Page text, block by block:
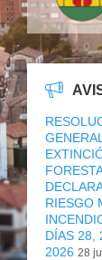
RIESGO
DÍAS 28,
2026 28